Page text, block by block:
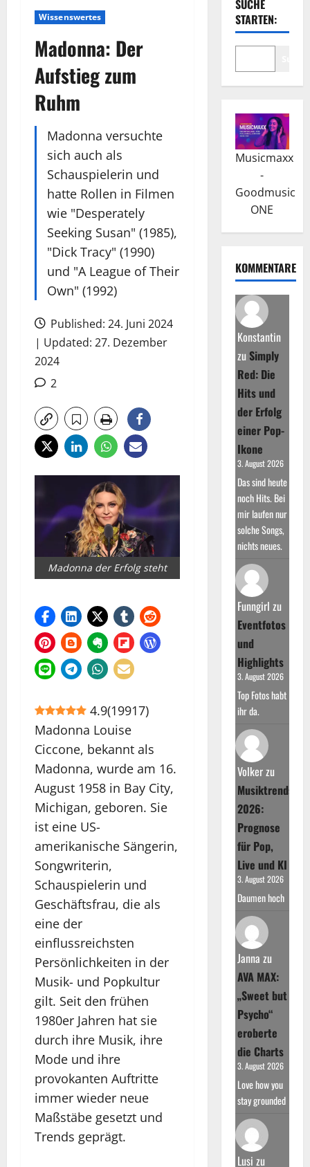
Wissenswertes
Madonna: Der
Aufstieg zum
Ruhm
Madonna versuchte
sich auch als
Schauspielerin und
hatte Rollen in Filmen
wie "Desperately
Seeking Susan" (1985),
"Dick Tracy" (1990)
und "A League of Their
Own" (1992)
Published: 24. Juni 2024
| Updated: 27. Dezember
2024
2
Madonna der Erfolg steht
4.9(19917)
Madonna Louise
Ciccone, bekannt als
Madonna, wurde am 16.
August 1958 in Bay City,
Michigan, geboren. Sie
ist eine US-
amerikanische Sängerin,
Songwriterin,
Schauspielerin und
Geschäftsfrau, die als
eine der
einflussreichsten
Persönlichkeiten in der
Musik- und Popkultur
gilt. Seit den frühen
1980er Jahren hat sie
durch ihre Musik, ihre
Mode und ihre
provokanten Auftritte
immer wieder neue
Maßstäbe gesetzt und
Trends geprägt.
SUCHE
STARTEN:
Musicmaxx
-
Goodmusic
ONE
KOMMENTARE
Konstantin
zu Simply
Red: Die
Hits und
der Erfolg
einer Pop-
Ikone
3. August 2026
Das sind heute
noch Hits. Bei
mir laufen nur
solche Songs,
nichts neues.
Funngirl zu
Eventfotos
und
Highlights
3. August 2026
Top Fotos habt
ihr da.
Volkerzu
Musiktrends
2026:
Prognose
für Pop,
Live und KI
3. August 2026
Daumen hoch
Janna zu
AVA MAX:
„Sweet but
Psycho“
eroberte
die Charts
3. August 2026
Love how you
stay grounded
Lusi zu